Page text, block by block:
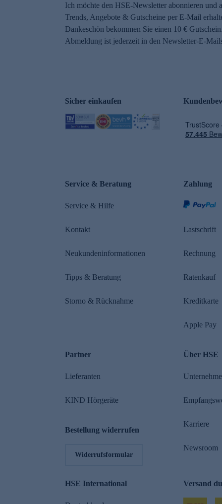
Ich möchte den HSE-Newsletter abonnieren und
Trends, Angebote & Gutscheine per E-Mail
Dankeschön bekommen Sie einen 10 €
Abmeldung ist jederzeit in den Newsletter-E-
Sicher einkaufen
Service & Beratung
Service & Hilfe
Kontakt
Neukundeninformationen
Tipps & Beratung
Storno & Rücknahme
Zahlung
Lastschrift
Rechnung
Ratenkauf
Kreditkarte
Apple Pay
Partner
Lieferanten
KIND Hörgeräte
Bestellung widerrufen
Widerrufsformular
Über HSE
Karriere
Newsroom
HSE International Versand